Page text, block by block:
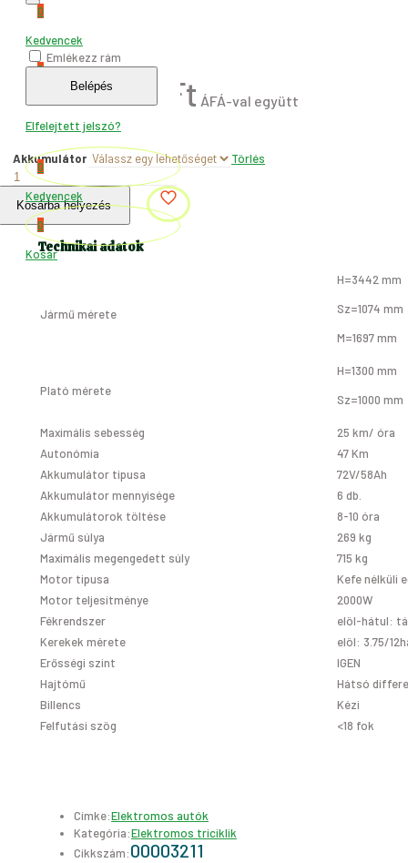
0
Kedvencek
0
Emlékezz rám
Belépés
Elfelejtett jelszó?
0
Kedvencek
0
Kosár
1.917.700 Ft
Akkumulátor
Törlés
Elektromos
tricikli,
4
ajtós,
modell
Kosárba helyezés
Technikai adatok
Jármű mérete
H=3442 mm
Sz=1074 mm
M=1697 mm
Plató mérete
H=1300 mm
Sz=1000 mm
Maximális sebesség
25 km/ óra
Autonómia
47 Km
Akkumulátor tipusa
72V/58Ah
Akkumulátor mennyisége
6 db.
Akkumulátorok töltése
8-10 óra
Jármű súlya
269 kg
Maximális megengedett súly
715 kg
Motor tipusa
Kefe nélküli
Motor teljesítménye
2000W
Fékrendszer
elöl-hátul:
Kerekek mérete
elöl: 3.75/12
Erősségi szint
IGEN
Hajtómű
Hátsó
Billencs
Kézi
Felfutási szög
<18 fok
Címke:Elektromos autók
Kategória:Elektromos triciklik
Cikkszám:00003211